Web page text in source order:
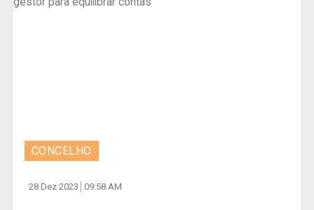
CONCELHO
28 Dez 2023 09:58 AM